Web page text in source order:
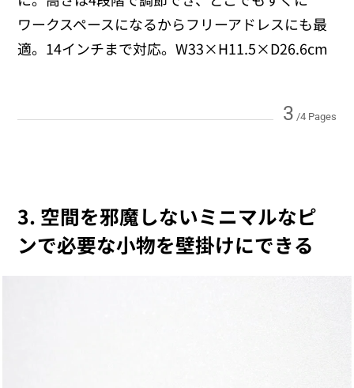
ワークスペースになるからフリーアドレスにも最
適。14インチまで対応。W33×H11.5×D26.6cm
3 /4 Pages
3. 空間を邪魔しないミニマルなピ
ンで必要な小物を壁掛けにできる